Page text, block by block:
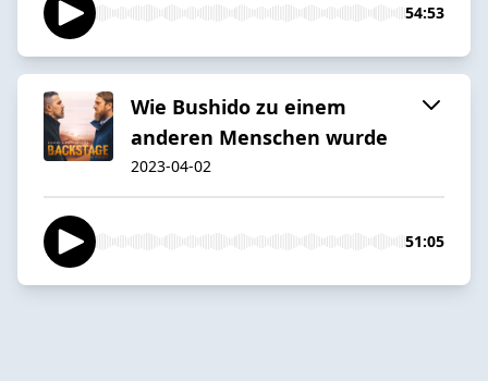
54:53
Wie Bushido zu einem
anderen Menschen wurde
2023-04-02
51:05